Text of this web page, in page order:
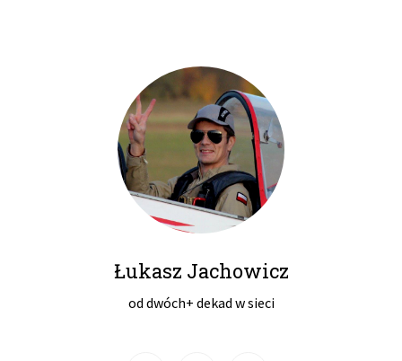
Łukasz Jachowicz
od dwóch+ dekad w sieci